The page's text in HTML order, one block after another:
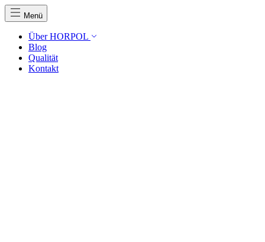
Menü
Über HORPOL
Blog
Qualität
Kontakt